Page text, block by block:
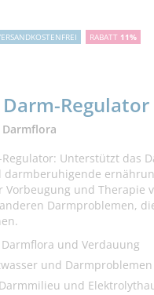
RABATT 11%
Regulator
Unterstützt das
Vorbeugung und Therapie
Darmproblemen,
und Verdauung
und Darmproblemen
und